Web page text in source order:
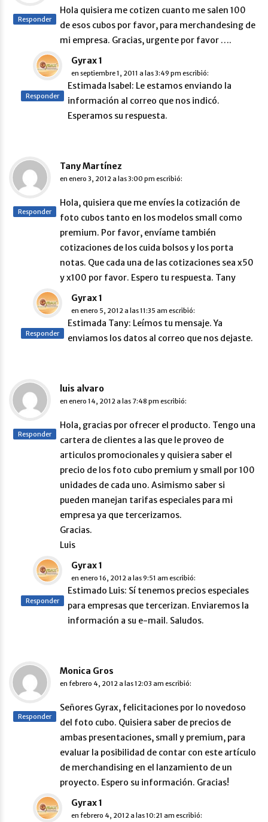
Hola quisiera me cotizen cuanto me salen 100
de esos cubos por favor, para merchandesing de
mi empresa. Gracias, urgente por favor ….
Responder
Gyrax 1
en septiembre 1, 2011 a las 3:49 pm escribió:
Estimada Isabel: Le estamos enviando la
información al correo que nos indicó.
Esperamos su respuesta.
Responder
Tany Martínez
en enero 3, 2012 a las 3:00 pm escribió:
Hola, quisiera que me envíes la cotización de
foto cubos tanto en los modelos small como
premium. Por favor, envíame también
cotizaciones de los cuida bolsos y los porta
notas. Que cada una de las cotizaciones sea x50
y x100 por favor. Espero tu respuesta. Tany
Responder
Gyrax 1
en enero 5, 2012 a las 11:35 am escribió:
Estimada Tany: Leímos tu mensaje. Ya
enviamos los datos al correo que nos dejaste.
Responder
luis alvaro
en enero 14, 2012 a las 7:48 pm escribió:
Hola, gracias por ofrecer el producto. Tengo una
cartera de clientes a las que le proveo de
articulos promocionales y quisiera saber el
precio de los foto cubo premium y small por 100
unidades de cada uno. Asimismo saber si
pueden manejan tarifas especiales para mi
empresa ya que tercerizamos.
Gracias.
Luis
Responder
Gyrax 1
en enero 16, 2012 a las 9:51 am escribió:
Estimado Luis: Sí tenemos precios especiales
para empresas que tercerizan. Enviaremos la
información a su e-mail. Saludos.
Responder
Monica Gros
en febrero 4, 2012 a las 12:03 am escribió:
Señores Gyrax, felicitaciones por lo novedoso
del foto cubo. Quisiera saber de precios de
ambas presentaciones, small y premium, para
evaluar la posibilidad de contar con este artículo
de merchandising en el lanzamiento de un
proyecto. Espero su información. Gracias!
Responder
Gyrax 1
en febrero 4, 2012 a las 10:21 am escribió: